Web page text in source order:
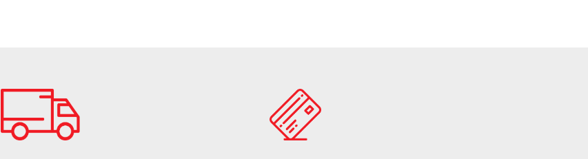
Image Image